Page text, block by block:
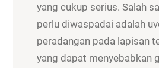
yang cukup serius. Salah
perlu diwaspadai adalah
peradangan pada lapisan
yang dapat menyebabkan